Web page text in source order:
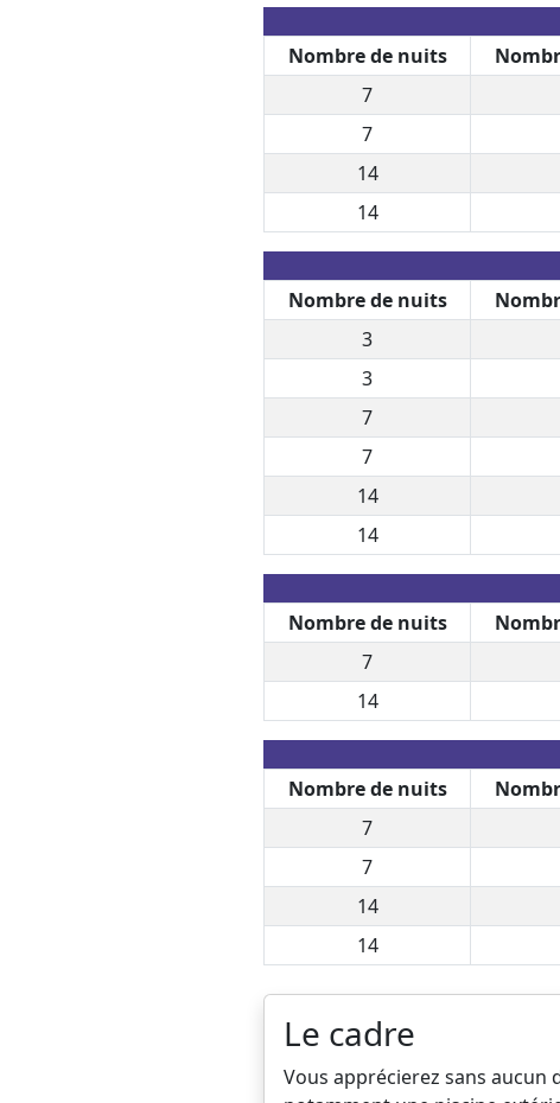
Nombre de nuits
7
7
14
14
Nombre de nuits
3
3
7
7
14
14
Nombre de nuits
7
14
Nombre de nuits
7
7
14
14
Le cadre
Vous apprécierez sans